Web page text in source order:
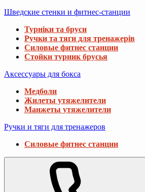
Шведские стенки и фитнес-станции
Турніки та бруси
Ручки та тяги для тренажерів
Силовые фитнес станции
Стойки турник брусья
Аксессуары для бокса
Медболи
Жилеты утяжелители
Манжеты утяжелители
Ручки и тяги для тренажеров
Силовые фитнес станции